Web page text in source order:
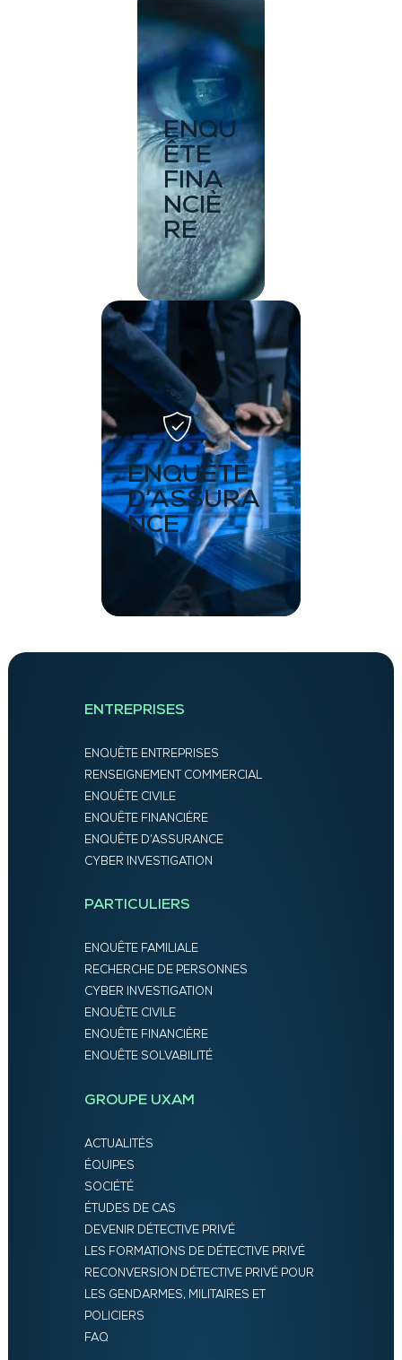
ENQU
ÊTE
FINA
NCIÈ
RE
ENQUÊTE
D’ASSURA
NCE
ENTREPRISES
ENQUÊTE ENTREPRISES
RENSEIGNEMENT COMMERCIAL
ENQUÊTE CIVILE
ENQUÊTE FINANCIÈRE
ENQUÊTE D’ASSURANCE
CYBER INVESTIGATION
PARTICULIERS
ENQUÊTE FAMILIALE
RECHERCHE DE PERSONNES
CYBER INVESTIGATION
ENQUÊTE CIVILE
ENQUÊTE FINANCIÈRE
ENQUÊTE SOLVABILITÉ
GROUPE UXAM
ACTUALITÉS
ÉQUIPES
SOCIÉTÉ
ÉTUDES DE CAS
DEVENIR DÉTECTIVE PRIVÉ
LES FORMATIONS DE DÉTECTIVE PRIVÉ
RECONVERSION DÉTECTIVE PRIVÉ POUR
LES GENDARMES, MILITAIRES ET
POLICIERS
FAQ